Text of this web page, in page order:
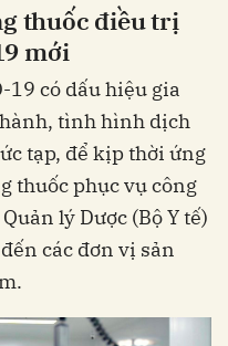
thuốc điều trị
mới
19 có dấu hiệu gia
tình hình dịch
tạp, để kịp thời ứng
thuốc phục vụ công
lý Dược (Bộ Y tế)
các đơn vị sản